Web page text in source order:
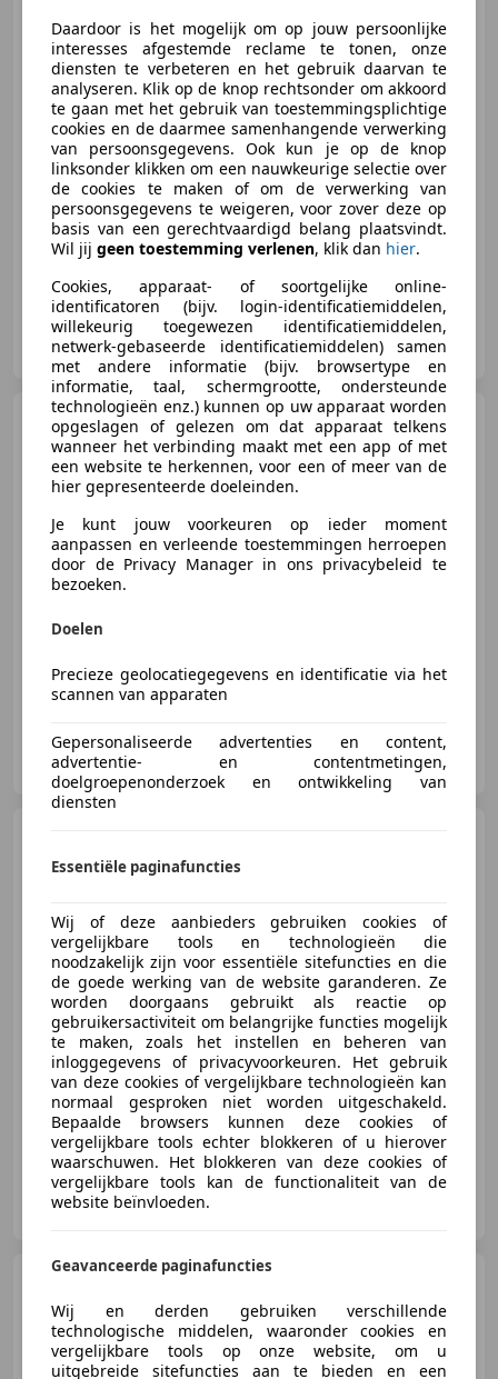
€ 7.999
10/2020 164.997 km Benzine
82 kW (111 PK)
Autobedrijf M. Lijzenga
NL-9104 BN DAMWOUDE
Audi RS Q84.0 TFSI Q8
quattro B&O | Keramisch | Pano
| Softc
€ 102.950 1
Autobedrijf M. Lijzenga
NL-9104 BN DAMWOUDE
€ 11.499
12/2017 119.933 km Benzine
110 kW (150 PK)
Autobedrijf M. Lijzenga
NL-9104 BN DAMWOUDE
Plug-in Hybrid 225 Business Plus
SOH-resultaat
Daardoor is het mogelijk om op jouw persoonlijke
interesses afgestemde reclame te tonen, onze
diensten te verbeteren en het gebruik daarvan te
analyseren. Klik op de knop rechtsonder om akkoord
te gaan met het gebruik van toestemmingsplichtige
cookies en de daarmee samenhangende verwerking
van persoonsgegevens. Ook kun je op de knop
linksonder klikken om een nauwkeurige selectie over
de cookies te maken of om de verwerking van
persoonsgegevens te weigeren, voor zover deze op
basis van een gerechtvaardigd belang plaatsvindt.
Wil jij geen toestemming verlenen, klik dan hier.
Cookies, apparaat- of soortgelijke online-
identificatoren (bijv. login-identificatiemiddelen,
willekeurig toegewezen identificatiemiddelen,
netwerk-gebaseerde identificatiemiddelen) samen
met andere informatie (bijv. browsertype en
informatie, taal, schermgrootte, ondersteunde
technologieën enz.) kunnen op uw apparaat worden
opgeslagen of gelezen om dat apparaat telkens
wanneer het verbinding maakt met een app of met
een website te herkennen, voor een of meer van de
hier gepresenteerde doeleinden.
Je kunt jouw voorkeuren op ieder moment
aanpassen en verleende toestemmingen herroepen
door de Privacy Manager in ons privacybeleid te
bezoeken.
Doelen
Precieze geolocatiegegevens en identificatie via het
scannen van apparaten
Gepersonaliseerde advertenties en content,
advertentie- en contentmetingen,
doelgroepenonderzoek en ontwikkeling van
diensten
Essentiële paginafuncties
Wij of deze aanbieders gebruiken cookies of
vergelijkbare tools en technologieën die
noodzakelijk zijn voor essentiële sitefuncties en die
de goede werking van de website garanderen. Ze
worden doorgaans gebruikt als reactie op
gebruikersactiviteit om belangrijke functies mogelijk
te maken, zoals het instellen en beheren van
inloggegevens of privacyvoorkeuren. Het gebruik
van deze cookies of vergelijkbare technologieën kan
normaal gesproken niet worden uitgeschakeld.
Bepaalde browsers kunnen deze cookies of
vergelijkbare tools echter blokkeren of u hierover
waarschuwen. Het blokkeren van deze cookies of
vergelijkbare tools kan de functionaliteit van de
website beïnvloeden.
Geavanceerde paginafuncties
Wij en derden gebruiken verschillende
technologische middelen, waaronder cookies en
vergelijkbare tools op onze website, om u
uitgebreide sitefuncties aan te bieden en een